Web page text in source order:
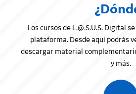
Los cursos de L.@.S.U.S. Digital
plataforma. Desde aquí podrás
descargar material
y más.